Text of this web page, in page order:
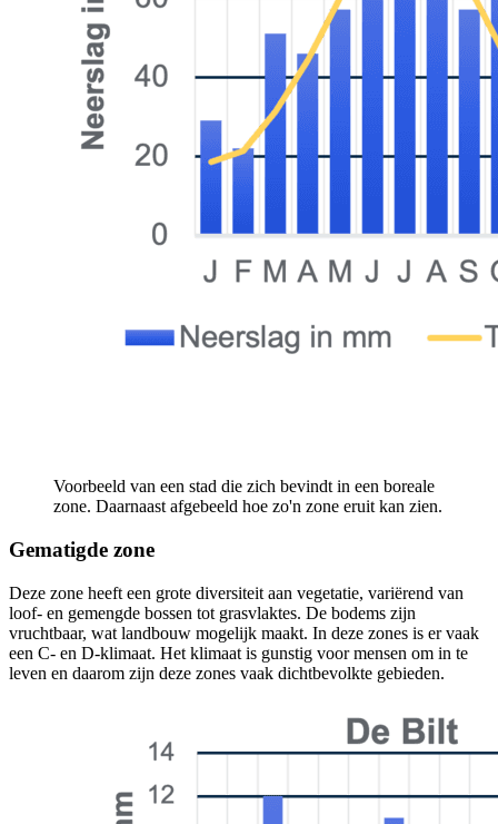
Voorbeeld van een stad die zich bevindt in een boreale
zone. Daarnaast afgebeeld hoe zo'n zone eruit kan zien.
Gematigde zone
Deze zone heeft een grote diversiteit aan vegetatie, variërend van
loof- en gemengde bossen tot grasvlaktes. De bodems zijn
vruchtbaar, wat landbouw mogelijk maakt. In deze zones is er vaak
een C- en D-klimaat. Het klimaat is gunstig voor mensen om in te
leven en daarom zijn deze zones vaak dichtbevolkte gebieden.